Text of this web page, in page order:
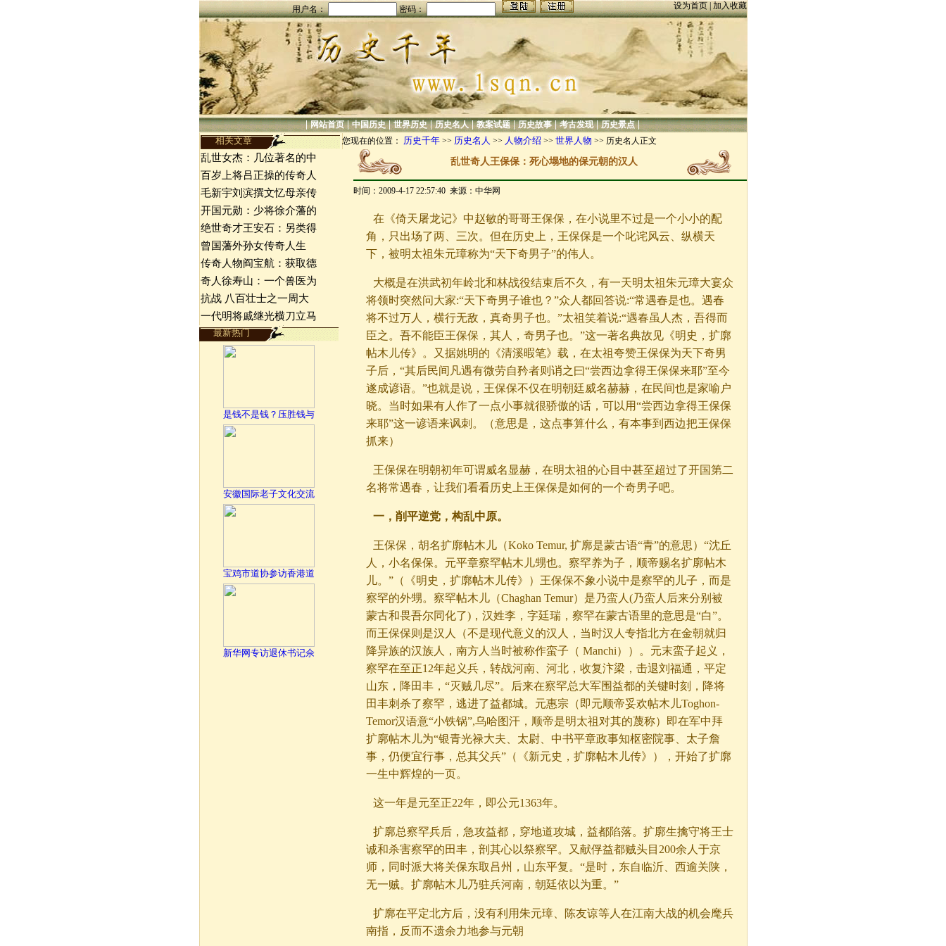
用户名： 密码： 设为首页| 加入收藏
|网站首页|中国历史|世界历史|历史名人|教案试题|历史故事|考古发现|历史景点|
相关文章
您现在的位置： 历史千年>> 历史名人 >> 人物介绍 >> 世界人物 >> 历史名人正文
乱世女杰：几位著名的中
百岁上将吕正操的传奇人
毛新宇刘滨撰文忆母亲传
开国元勋：少将徐介藩的
绝世奇才王安石：另类得
曾国藩外孙女传奇人生
传奇人物阎宝航：获取德
奇人徐寿山：一个兽医为
抗战 八百壮士之一周大
一代明将戚继光横刀立马
最新热门
是钱不是钱？压胜钱与
安徽国际老子文化交流
宝鸡市道协参访香港道
新华网专访退休书记佘
乱世奇人王保保：死心塌地的保元朝的汉人
时间：2009-4-17 22:57:40 来源：中华网
在《倚天屠龙记》中赵敏的哥哥王保保，在小说里不过是一个小小的配
角，只出场了两、三次。但在历史上，王保保是一个叱诧风云、纵横天
下，被明太祖朱元璋称为“天下奇男子”的伟人。
大概是在洪武初年岭北和林战役结束后不久，有一天明太祖朱元璋大宴众
将领时突然问大家:“天下奇男子谁也？”众人都回答说:“常遇春是也。遇春
将不过万人，横行无敌，真奇男子也。”太祖笑着说:“遇春虽人杰，吾得而
臣之。吾不能臣王保保，其人，奇男子也。”这一著名典故见《明史，扩廓
帖木儿传》。又据姚明的《清溪暇笔》载，在太祖夸赞王保保为天下奇男
子后，“其后民间凡遇有微劳自矜者则诮之曰“尝西边拿得王保保来耶”至今
遂成谚语。”也就是说，王保保不仅在明朝廷威名赫赫，在民间也是家喻户
晓。当时如果有人作了一点小事就很骄傲的话，可以用“尝西边拿得王保保
来耶”这一谚语来讽刺。（意思是，这点事算什么，有本事到西边把王保保
抓来）
王保保在明朝初年可谓威名显赫，在明太祖的心目中甚至超过了开国第二
名将常遇春，让我们看看历史上王保保是如何的一个奇男子吧。
一，削平逆党，构乱中原。
王保保，胡名扩廓帖木儿（Koko Temur, 扩廓是蒙古语“青”的意思）“沈丘
人，小名保保。元平章察罕帖木儿甥也。察罕养为子，顺帝赐名扩廓帖木
儿。”（《明史，扩廓帖木儿传》）王保保不象小说中是察罕的儿子，而是
察罕的外甥。察罕帖木儿（Chaghan Temur）是乃蛮人(乃蛮人后来分别被
蒙古和畏吾尔同化了)，汉姓李，字廷瑞，察罕在蒙古语里的意思是“白”。
而王保保则是汉人（不是现代意义的汉人，当时汉人专指北方在金朝就归
降异族的汉族人，南方人当时被称作蛮子（ Manchi））。元末蛮子起义，
察罕在至正12年起义兵，转战河南、河北，收复汴梁，击退刘福通，平定
山东，降田丰，“灭贼几尽”。后来在察罕总大军围益都的关键时刻，降将
田丰刺杀了察罕，逃进了益都城。元惠宗（即元顺帝妥欢帖木儿Toghon-
Temor汉语意“小铁锅”,乌哈图汗，顺帝是明太祖对其的蔑称）即在军中拜
扩廓帖木儿为“银青光禄大夫、太尉、中书平章政事知枢密院事、太子詹
事，仍便宜行事，总其父兵”（《新元史，扩廓帖木儿传》），开始了扩廓
一生中辉煌的一页。
这一年是元至正22年，即公元1363年。
扩廓总察罕兵后，急攻益都，穿地道攻城，益都陷落。扩廓生擒守将王士
诚和杀害察罕的田丰，剖其心以祭察罕。又献俘益都贼头目200余人于京
师，同时派大将关保东取吕州，山东平复。“是时，东自临沂、西逾关陕，
无一贼。扩廓帖木儿乃驻兵河南，朝廷依以为重。”
扩廓在平定北方后，没有利用朱元璋、陈友谅等人在江南大战的机会麾兵
南指，反而不遗余力地参与元朝